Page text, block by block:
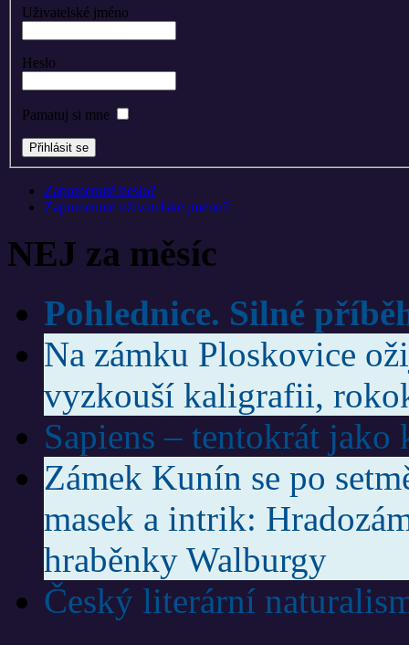
Uživatelské jméno
Heslo
Pamatuj si mne
Zapomenuté heslo?
Zapomenuté uživatelské jméno?
NEJ za měsíc
Pohlednice. Silné
Na zámku Ploskovice
vyzkouší kaligrafii,
Sapiens – tentokrát jako
Zámek Kunín se po
masek a intrik:
hraběnky Walburgy
Český literární